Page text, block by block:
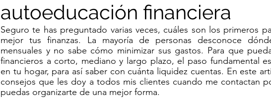
autoeducación financiera
Seguro te has preguntado varias veces, cuáles son los primeros
mejor tus finanzas. La mayoría de personas desconoce
mensuales y no sabe cómo minimizar sus gastos. Para que
financieros a corto, mediano y largo plazo, el paso fundamental
en tu hogar, para así saber con cuánta liquidez cuentas. En este
consejos que les doy a todos mis clientes cuando me contactan
puedas organizarte de una mejor forma.